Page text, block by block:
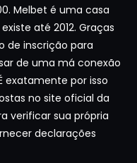
Melbet é uma casa
até 2012. Graças
de inscrição para
de uma má conexão
exatamente por isso
no site oficial da
verificar sua própria
declarações